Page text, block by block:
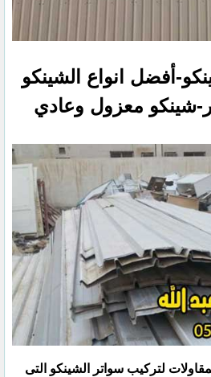
أفضل انواع الشينكو
شينكو معزول وعادي
لتركيب سواتر الشينكو التى